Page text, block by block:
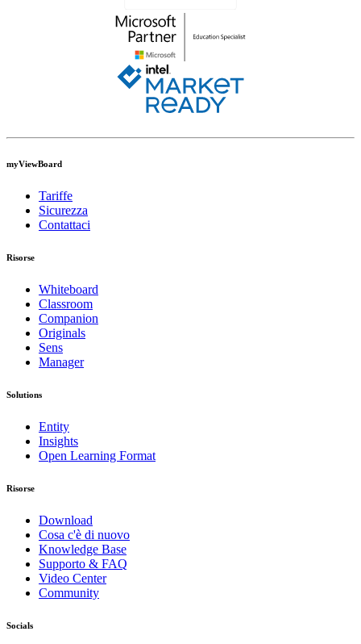
myViewBoard
Tariffe
Sicurezza
Contattaci
Risorse
Whiteboard
Classroom
Companion
Originals
Sens
Manager
Solutions
Entity
Insights
Open Learning Format
Risorse
Download
Cosa c'è di nuovo
Knowledge Base
Supporto & FAQ
Video Center
Community
Socials